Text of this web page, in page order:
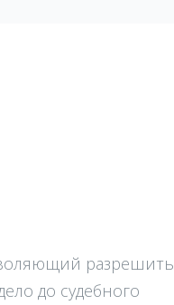
разрешить
до судебного